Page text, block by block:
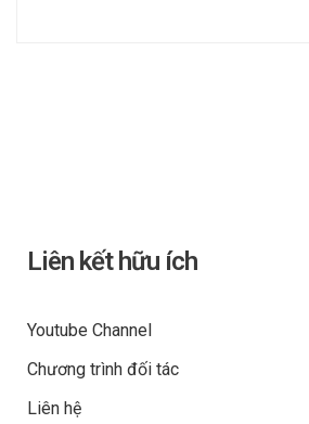
Liên kết hữu ích
Youtube Channel
Chương trình đối tác
Liên hệ